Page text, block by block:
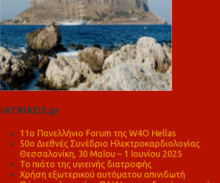
IATRIKOS.gr
11ο Πανελλήνιο Forum της W4O Hellas
50ο Διεθνές Συνέδριο Ηλεκτροκαρδιολογίας
Θεσσαλονίκη, 30 Μαΐου – 1 Ιουνίου 2025
Το πιάτο της υγιεινής διατροφής
Χρήση εξωτερικού αυτόματου απινιδωτή